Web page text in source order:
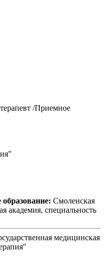
/Приемное
Смоленская
академия, специальность
медицинская